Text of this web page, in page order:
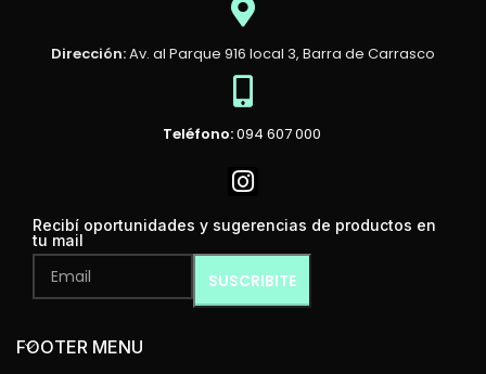
Dirección:Av. al Parque 916 local 3, Barra de Carrasco
Teléfono:094 607 000
Recibí oportunidades y sugerencias de productos en
tu mail
FOOTER MENU